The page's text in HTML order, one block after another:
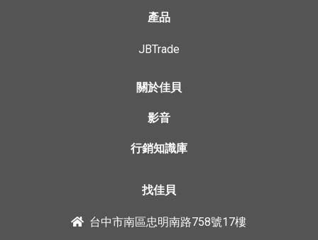
產品
JBTrade
關於佳貝
影音
行銷知識庫
找佳貝
台中市南區忠明南路758號17樓